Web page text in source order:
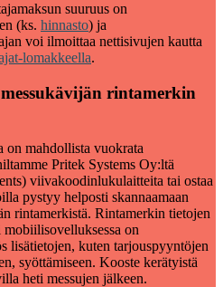
suuruus on
(ks. hinnasto) ja
voi ilmoittaa nettisivujen kautta
lomakkeella.
rintamerkin
on mahdollista vuokrata
Pritek Systems Oy:ltä
viivakoodinlukulaitteita tai ostaa
pystyy helposti skannaamaan
rintamerkistä. Rintamerkin tietojen
mobiilisovelluksessa on
lisätietojen, kuten tarjouspyyntöjen
syöttämiseen. Kooste kerätyistä
heti messujen jälkeen.